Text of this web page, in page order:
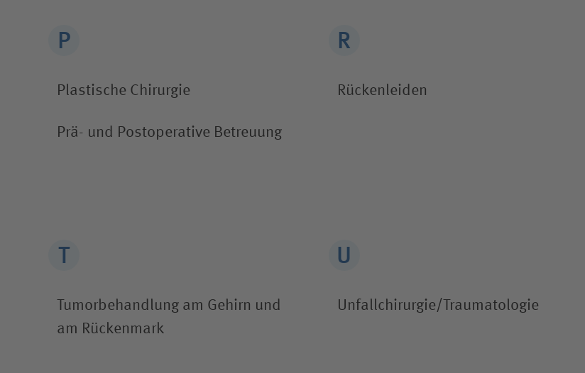
Plastische Chirurgie
Prä- und Post­operative Betreuung
Rückenleiden
Tumor­behandlung am Gehirn und
am Rücken­mark
Unfallchirurgie/Traumatologie